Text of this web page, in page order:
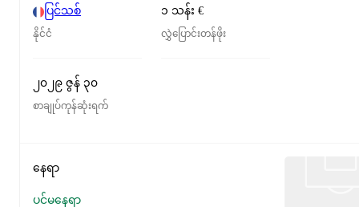
ပြင်သစ်
နိုင်ငံ
၁ သန်း €
လွှဲပြောင်းတန်ဖိုး
၂၀၂၉ ဇွန် ၃၀
စာချုပ်ကုန်ဆုံးရက်
နေရာ
ပင်မနေရာ